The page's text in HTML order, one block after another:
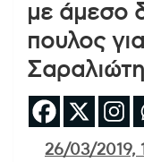
με άμεσο
πουλος
Σαραλιώτη
26/03/2019,